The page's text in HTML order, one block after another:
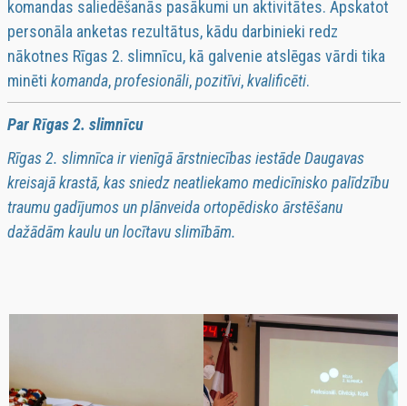
komandas saliedēšanās pasākumi un aktivitātes. Apskatot
personāla anketas rezultātus, kādu darbinieki redz
nākotnes Rīgas 2. slimnīcu, kā galvenie atslēgas vārdi tika
minēti komanda,profesionāli,pozitīvi,kvalificēti.
Par Rīgas 2. slimnīcu
Rīgas 2. slimnīca ir vienīgā ārstniecības iestāde Daugavas
kreisajā krastā, kas sniedz neatliekamo medicīnisko palīdzību
traumu gadījumos un plānveida ortopēdisko ārstēšanu
dažādām kaulu un locītavu slimībām.